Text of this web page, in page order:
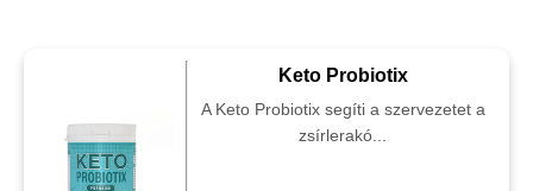
Keto Probiotix
A Keto Probiotix segíti a szervezetet a
zsírlerakó...